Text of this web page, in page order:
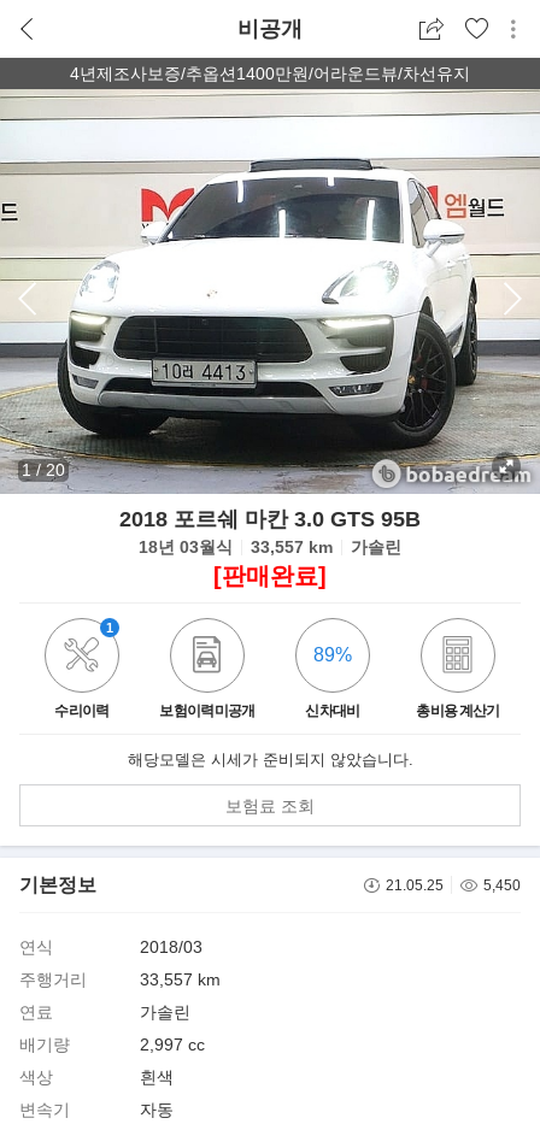
비공개
4년제조사보증/추옵션1400만원/어라운드뷰/차선유지
1/20
2018 포르쉐 마칸 3.0 GTS 95B
18년 03월식 33,557 km 가솔린
[판매완료]
수리이력
1
보험이력미공개 신차대비
89%
총비용 계산기
해당모델은 시세가 준비되지 않았습니다.
보험료 조회
기본정보 21.05.25 5,450
연식
2018/03
주행거리
33,557 km
연료
가솔린
배기량
2,997 cc
색상
흰색
변속기
자동